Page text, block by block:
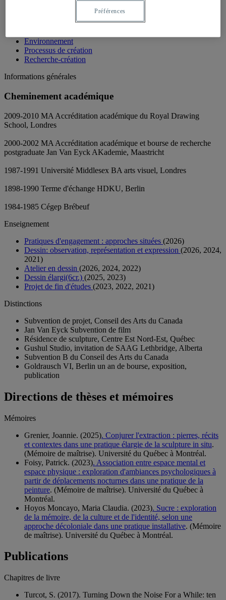
Environnement
Processus de création
Recherche-création
Informations générales
Cheminement académique
2009-2010 MA Accréditation académique du Royal Drawing
School, Londres
2000-2002 MA Accréditation académique et bourse de recherche
postgraduate Jan Van Eyck AKademie, Maastricht
1987-1991 Université Middlesex BA arts visuel, Londres
1898-1990 Terme d'échange HDKU, Berlin
1984-1985 Cégep Brébeuf
Enseignement
Pratiques d'engagement : approches situées (2026)
Dessin: observation, représentation et expression (2026, 2024,
2021)
Atelier en dessin (2026, 2024, 2022)
Dessin élargi(6cr.) (2025, 2023)
Projet de fin d'études (2023, 2022, 2021)
Distinctions
Subvention de projet, Conseil des Arts du Canada
Jan Van Eyck Subvention de film
Résidence de sculpture, Centre Est Nord-Est, Québec
Gushul Studio, invitation de SAAG Lethbridge, Alberta
Subvention B du Conseil des Arts du Canada
Goldrausch VI, Berlin un an de bourse, exposition,
publication
Directions de thèses et mémoires
Mémoires
Grenier, Joannie. (2025). Conjurer l'extraction : pierres, récits
et contextes dans une pratique élargie de la sculpture in situ.
(Mémoire de maîtrise). Université du Québec à Montréal.
Foisy, Patrick. (2023). Association entre espace mental et
espace physique : exploration d'ambiances psychologiques à
partir de déplacements nocturnes dans une pratique de la
peinture. (Mémoire de maîtrise). Université du Québec à
Montréal.
Hoyos Moncayo, Maria Claudia. (2023). Sucre : exploration
de la mémoire, de la culture et de l'identité, selon une
approche décoloniale dans une pratique installative. (Mémoire
de maîtrise). Université du Québec à Montréal.
Publications
Chapitres de livre
Turcot, S. (2017). Turning Down the Noise For a While: ten
Préférences